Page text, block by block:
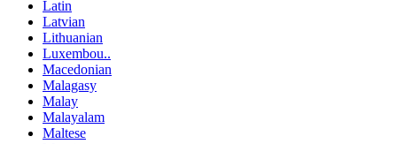
Latin
Latvian
Lithuanian
Luxembou..
Macedonian
Malagasy
Malay
Malayalam
Maltese